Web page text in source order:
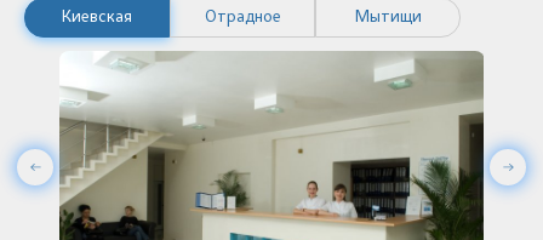
Киевская Отрадное Мытищи